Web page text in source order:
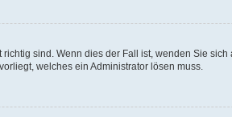
sind. Wenn dies der Fall ist, wenden Sie
welches ein Administrator lösen muss.